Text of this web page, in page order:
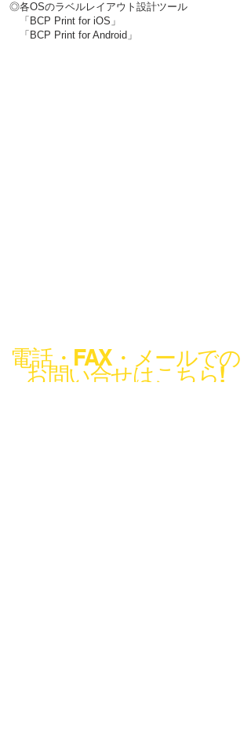
◎各OSのラベルレイアウト設計ツール
「BCP Print for iOS」
「BCP Print for Android」
電話・FAX・メールでの
お問い合せはこちら!